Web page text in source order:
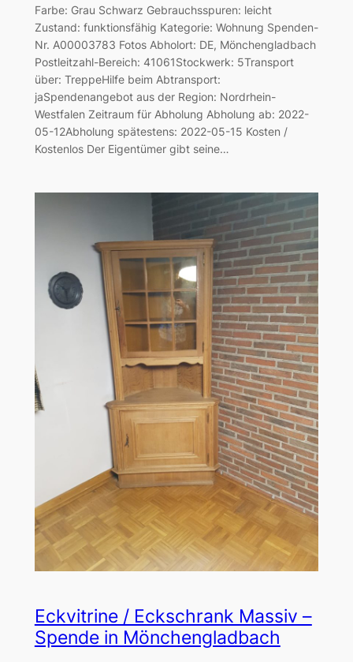
Farbe: Grau Schwarz Gebrauchsspuren: leicht
Zustand: funktionsfähig Kategorie: Wohnung Spenden-
Nr. A00003783 Fotos Abholort: DE, Mönchengladbach
Postleitzahl-Bereich: 41061Stockwerk: 5Transport
über: TreppeHilfe beim Abtransport:
jaSpendenangebot aus der Region: Nordrhein-
Westfalen Zeitraum für Abholung Abholung ab: 2022-
05-12Abholung spätestens: 2022-05-15 Kosten /
Kostenlos Der Eigentümer gibt seine…
Eckvitrine / Eckschrank Massiv –
Spende in Mönchengladbach